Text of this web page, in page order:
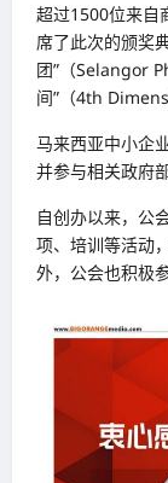
超过1500位来自
席了此次的颁奖
团”（Selangor
间”（4th
马来西亚中小企
并参与相关政府
自创办以来，公
项、培训等活动
外，公会也积极